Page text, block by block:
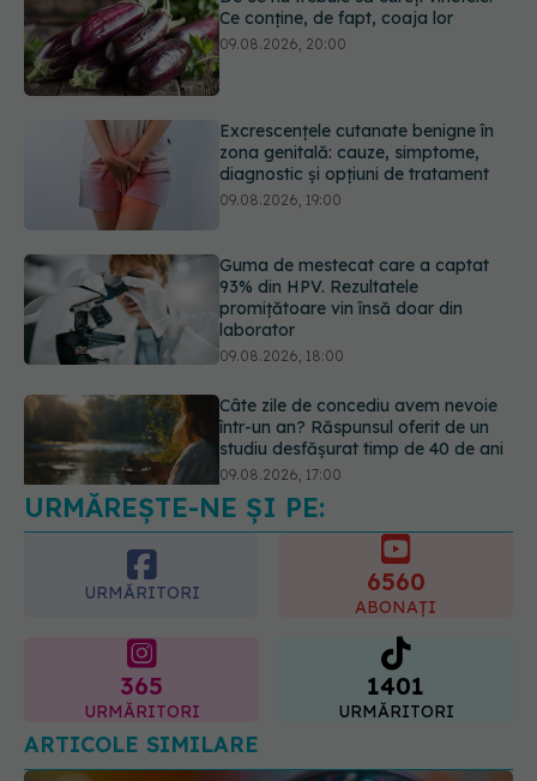
zona genitală: cauze, simptome,
diagnostic și opțiuni de tratament
Guma de mestecat care a captat
93% din HPV. Rezultatele
promițătoare vin însă doar din
laborator
Câte zile de concediu avem nevoie
într-un an? Răspunsul oferit de un
studiu desfășurat timp de 40 de ani
09.08.2026, 17:00
Reclamele din platformele medicale
AI pot influența prescrierea
medicamentelor
09.08.2026, 21:00
URMĂREȘTE-NE ȘI PE:
URMĂRITORI 6560
ABONAȚI
365
URMĂRITORI
1401
URMĂRITORI
ARTICOLE SIMILARE